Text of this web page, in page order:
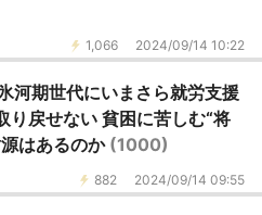
1,066 2024/09/14 10:22
河期世代にいまさら就労支援
り戻せない 貧困に苦しむ“将
はあるのか(1000)
882 2024/09/14 09:55